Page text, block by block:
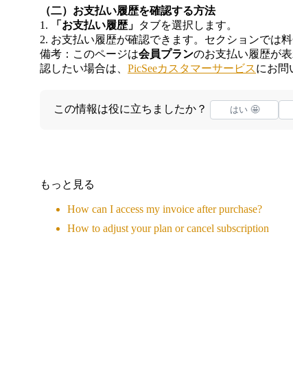
（二）お支払い履歴を確認する方法
1.
「お支払い履歴」 タブを選択します。
2. お支払い履歴が確認できます。セクションでは
備考：このページは会員プランのお支払い履歴が
認したい場合は、 PicSeeカスタマーサービスにお問
この情報は役に立ちましたか？ はい 🤩
もっと見る
How can I access my invoice after purchase?
How to adjust your plan or cancel subscription